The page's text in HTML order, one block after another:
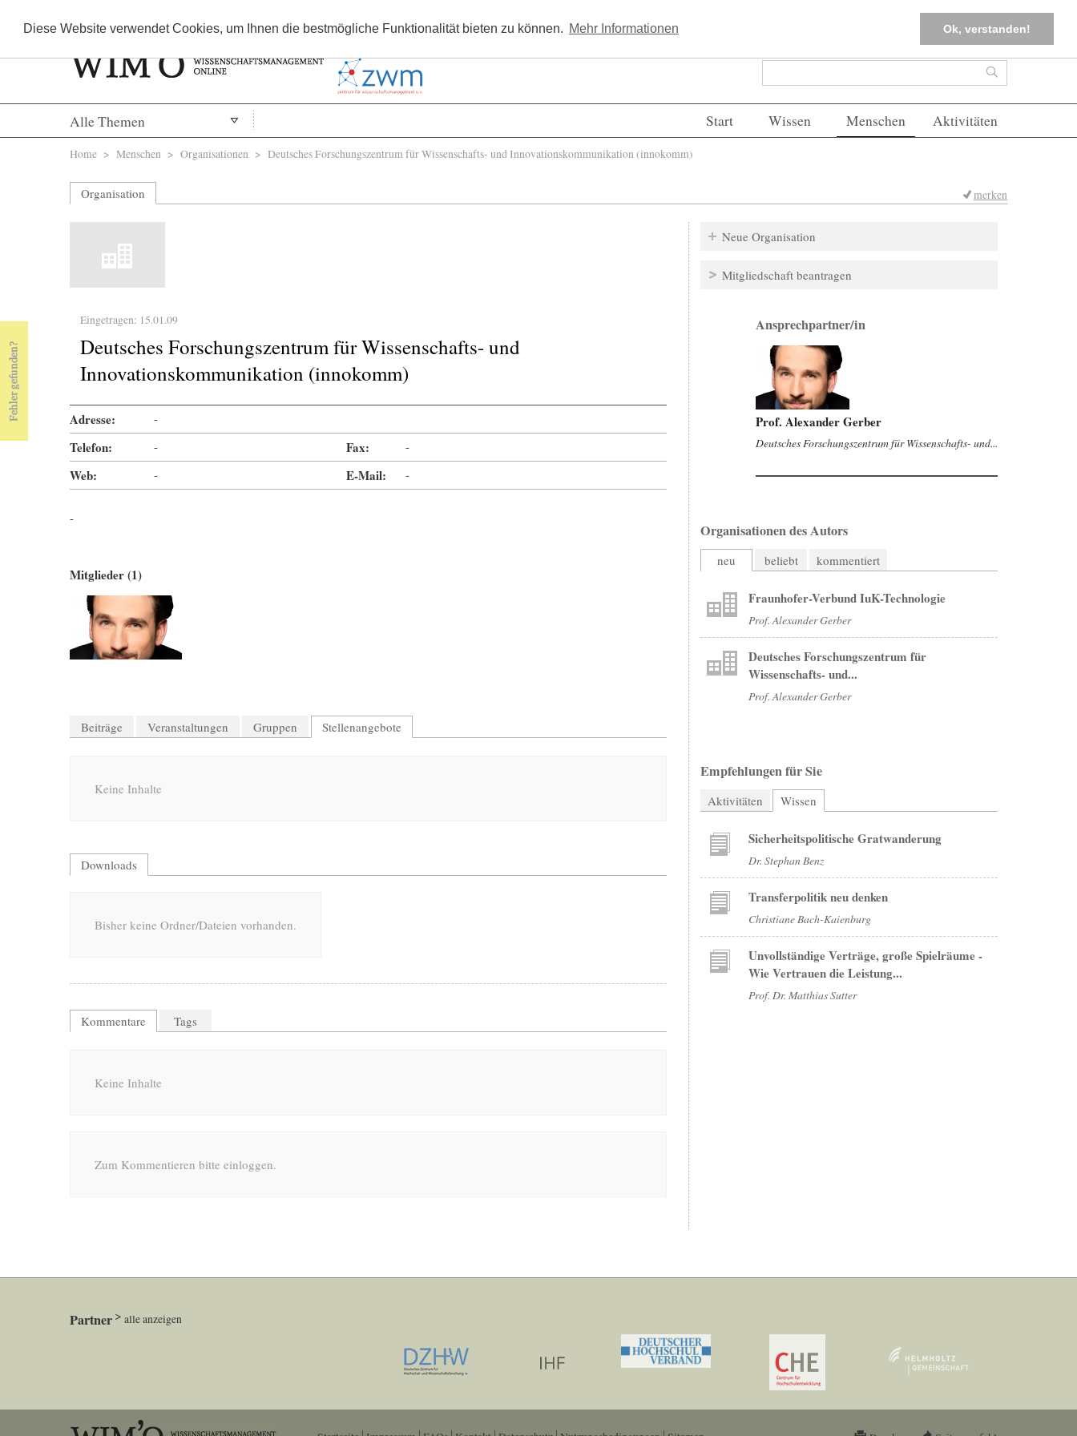
Diese Website verwendet Cookies, um Ihnen die bestmögliche Funktionalität bieten zu können. Mehr Informationen Ok, verstanden!
Kostenlos registrieren FAQs Einloggen
Suchformular Suche
Alle Themen Start Wissen Menschen Aktivitäten
Sie sind hier
Home > Menschen > Organisationen > Deutsches Forschungszentrum für Wissenschafts- und Innovationskommunikation (innokomm)
Organisation merken
Eingetragen: 15.01.09
Deutsches Forschungszentrum für Wissenschafts- und
Innovationskommunikation (innokomm)
Adresse: -
Telefon: - Fax: -
Web: - E-Mail: -
-
Mitglieder (1)
Beiträge Veranstaltungen Gruppen Stellenangebote
Keine Inhalte
Downloads
Bisher keine Ordner/Dateien vorhanden.
Kommentare Tags
Keine Inhalte
Zum Kommentieren bitte einloggen.
Neue Organisation
Mitgliedschaft beantragen
Ansprechpartner/in
Prof. Alexander Gerber
Deutsches Forschungszentrum für Wissenschafts- und...
Organisationen des Autors
neu beliebt kommentiert
Fraunhofer-Verbund IuK-Technologie
Prof. Alexander Gerber
Deutsches Forschungszentrum für
Wissenschafts- und...
Prof. Alexander Gerber
Empfehlungen für Sie
Aktivitäten Wissen
Sicherheitspolitische Gratwanderung
Dr. Stephan Benz
Transferpolitik neu denken
Christiane Bach-Kaienburg
Unvollständige Verträge, große Spielräume -
Wie Vertrauen die Leistung...
Prof. Dr. Matthias Sutter
Partner alle anzeigen